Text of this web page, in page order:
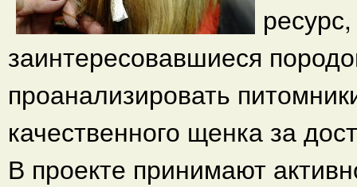
заинтересовавшиеся
проанализировать
качественного щенка за
В проекте принимают